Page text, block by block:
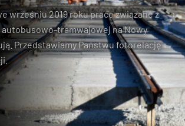
wrześniu 2019 roku prace związane z
autobusowo-tramwajowej na Nowy
Przedstawiamy Państwu fotorelację